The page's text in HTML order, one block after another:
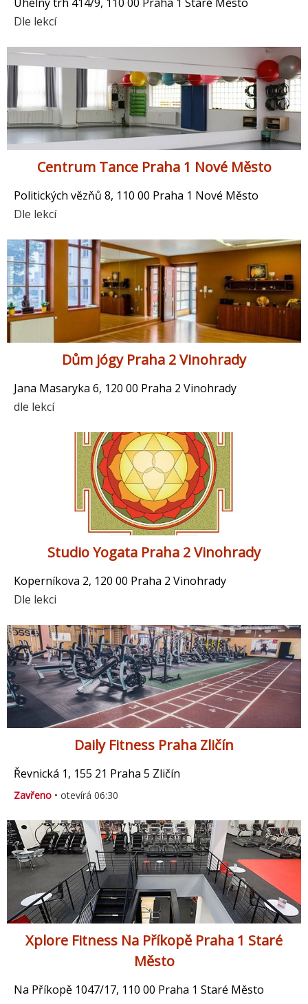
Dle lekcí
Centrum Tance Praha 1 Nové Město
Politických vězňů 8, 110 00 Praha 1 Nové Město
Dle lekcí
Dům jógy Praha 2 Vinohrady
Jana Masaryka 6, 120 00 Praha 2 Vinohrady
dle lekcí
Studio Yogata Praha 2 Vinohrady
Koperníkova 2, 120 00 Praha 2 Vinohrady
Dle lekci
Daily Fitness Praha Zličín
Řevnická 1, 155 21 Praha 5 Zličín
Zavřeno • otevírá 06:30
Xplore Fitness Na Příkopě Praha 1 Staré
Město
Na Příkopě 1047/17, 110 00 Praha 1 Staré Město